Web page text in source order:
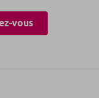
vous​